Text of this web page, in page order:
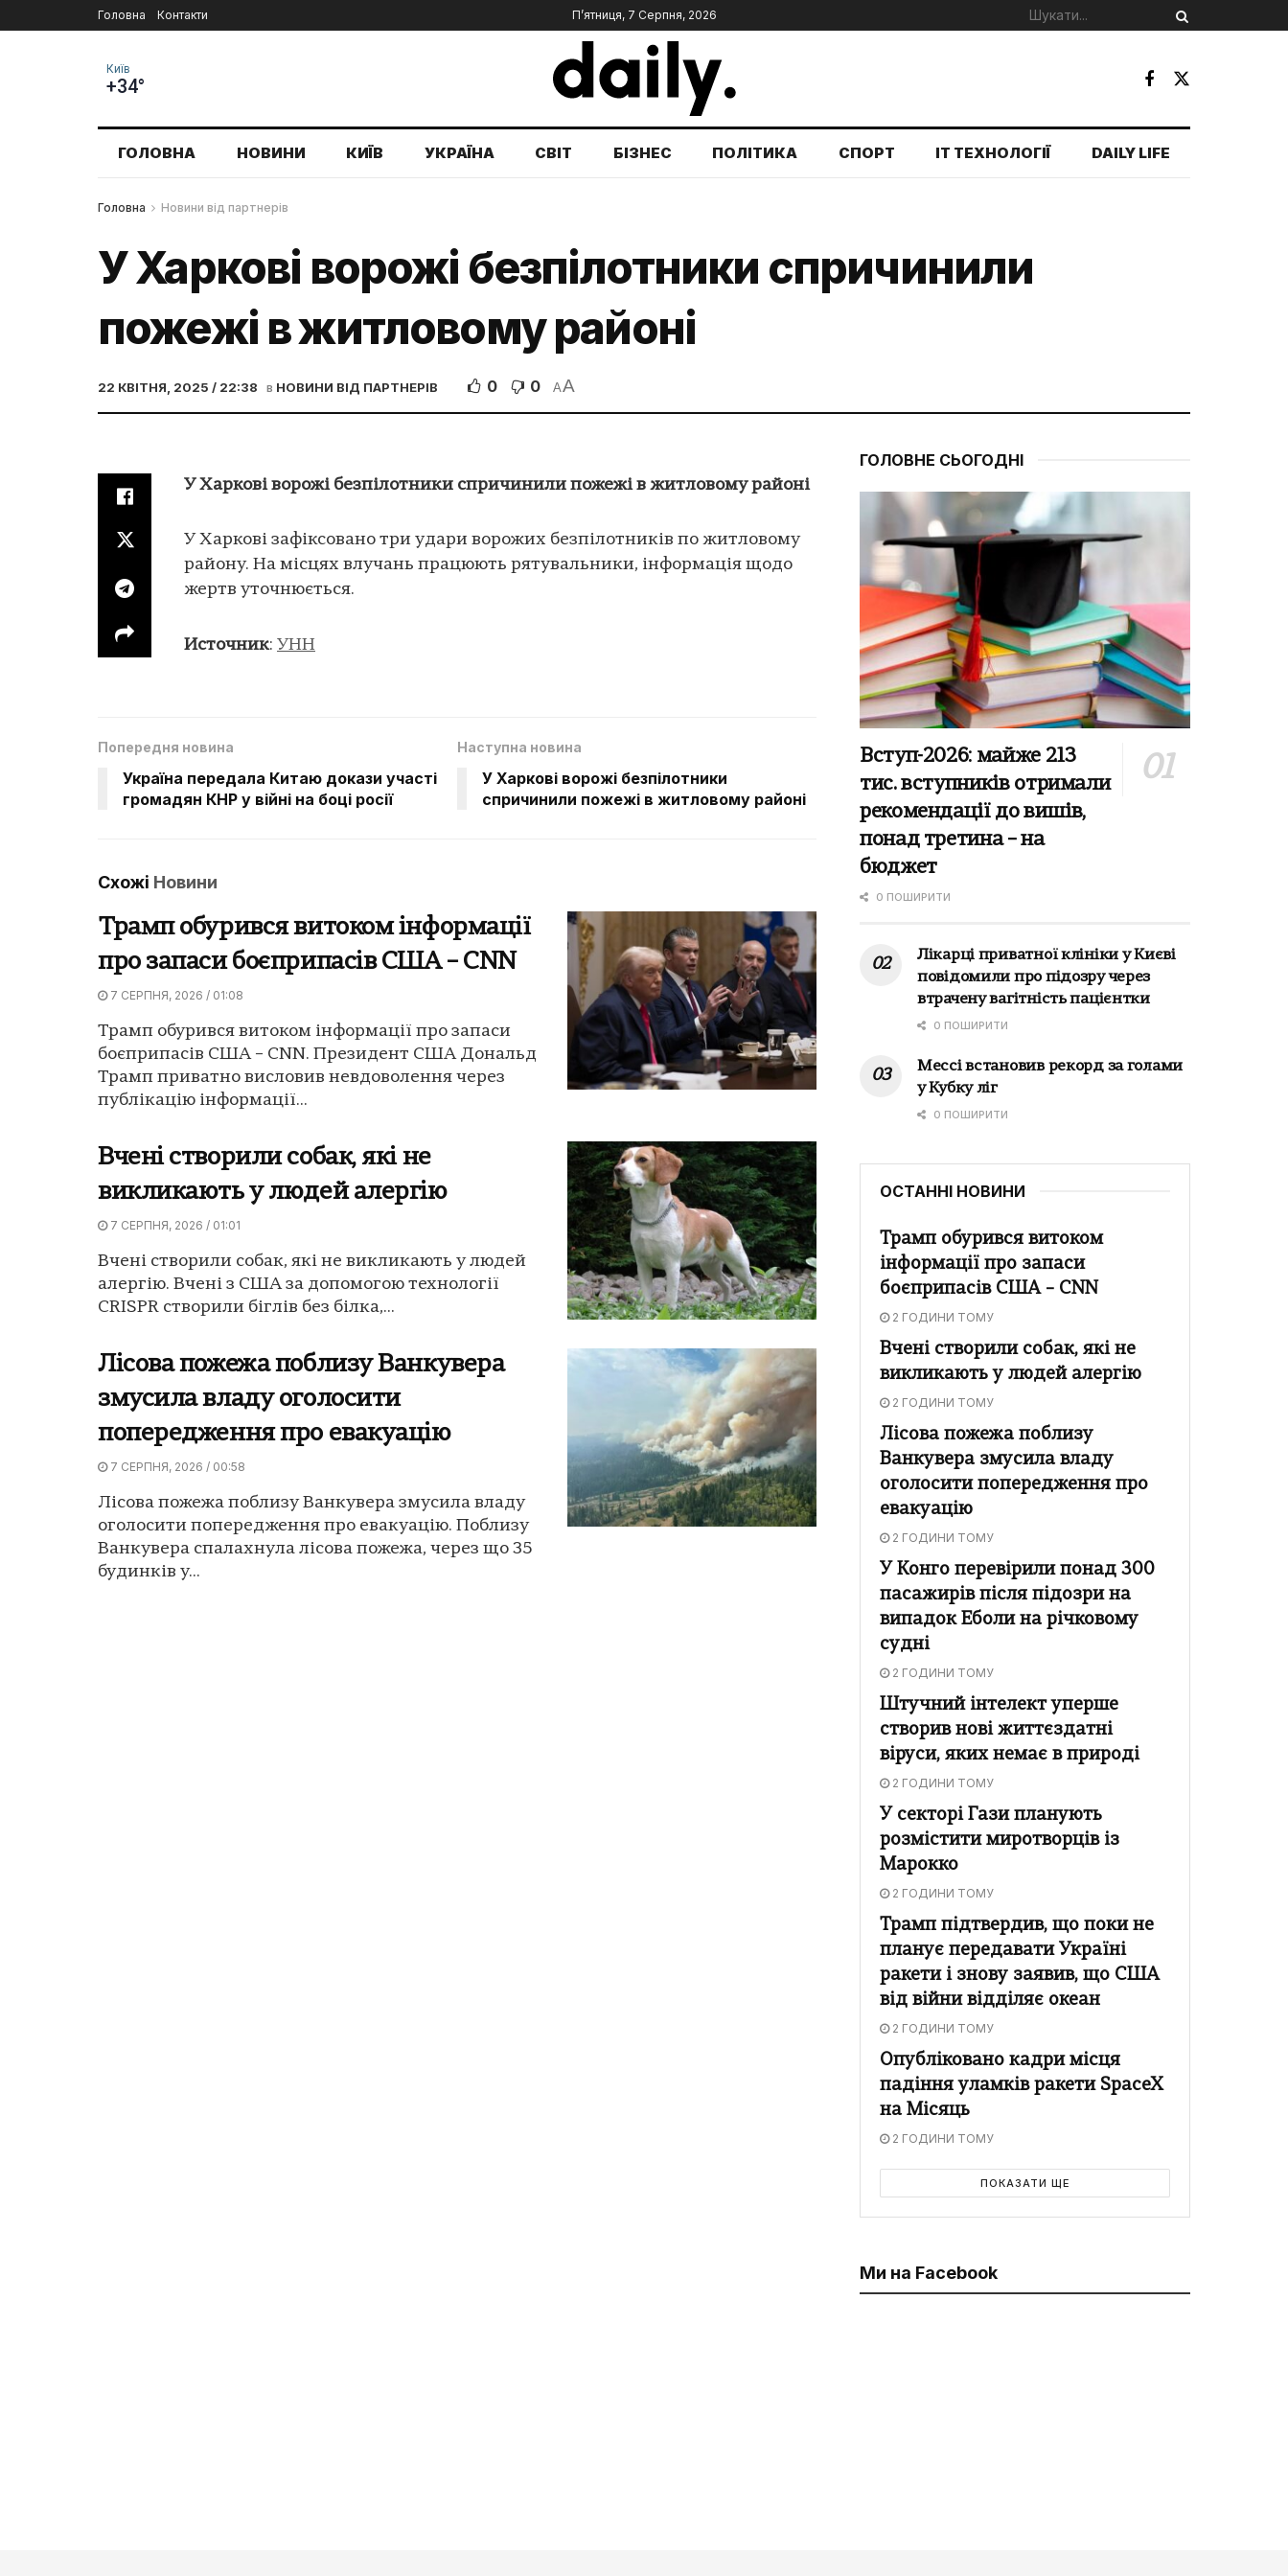
Головна Контакти П’ятниця, 7 Серпня, 2026
Київ
+34°
ГОЛОВНА НОВИНИ КИЇВ УКРАЇНА СВІТ БІЗНЕС ПОЛІТИКА СПОРТ IT ТЕХНОЛОГІЇ DAILY LIFE
Головна Новини від партнерів
У Харкові ворожі безпілотники спричинили
пожежі в житловому районі
22 КВІТНЯ, 2025 / 22:38 в НОВИНИ ВІД ПАРТНЕРІВ 0 0 AA
У Харкові ворожі безпілотники спричинили пожежі в житловому районі
У Харкові зафіксовано три удари ворожих безпілотників по житловому
району. На місцях влучань працюють рятувальники, інформація щодо
жертв уточнюється.
Источник: УНН
Попередня новина
Україна передала Китаю докази участі
громадян КНР у війні на боці росії
Наступна новина
У Харкові ворожі безпілотники
спричинили пожежі в житловому районі
Схожі Новини
Трамп обурився витоком інформації
про запаси боєприпасів США – CNN
7 СЕРПНЯ, 2026 / 01:08
Трамп обурився витоком інформації про запаси
боєприпасів США – CNN. Президент США Дональд
Трамп приватно висловив невдоволення через
публікацію інформації...
Вчені створили собак, які не
викликають у людей алергію
7 СЕРПНЯ, 2026 / 01:01
Вчені створили собак, які не викликають у людей
алергію. Вчені з США за допомогою технології
CRISPR створили біглів без білка,...
Лісова пожежа поблизу Ванкувера
змусила владу оголосити
попередження про евакуацію
7 СЕРПНЯ, 2026 / 00:58
Лісова пожежа поблизу Ванкувера змусила владу
оголосити попередження про евакуацію. Поблизу
Ванкувера спалахнула лісова пожежа, через що 35
будинків у...
ГОЛОВНЕ СЬОГОДНІ
Вступ-2026: майже 213
тис. вступників отримали
рекомендації до вишів,
понад третина – на
бюджет
0 ПОШИРИТИ
Лікарці приватної клініки у Києві
повідомили про підозру через
втрачену вагітність пацієнтки
0 ПОШИРИТИ
Мессі встановив рекорд за голами
у Кубку ліг
0 ПОШИРИТИ
ОСТАННІ НОВИНИ
Трамп обурився витоком
інформації про запаси
боєприпасів США – CNN
2 ГОДИНИ ТОМУ
Вчені створили собак, які не
викликають у людей алергію
2 ГОДИНИ ТОМУ
Лісова пожежа поблизу
Ванкувера змусила владу
оголосити попередження про
евакуацію
2 ГОДИНИ ТОМУ
У Конго перевірили понад 300
пасажирів після підозри на
випадок Еболи на річковому
судні
2 ГОДИНИ ТОМУ
Штучний інтелект уперше
створив нові життєздатні
віруси, яких немає в природі
2 ГОДИНИ ТОМУ
У секторі Гази планують
розмістити миротворців із
Марокко
2 ГОДИНИ ТОМУ
Трамп підтвердив, що поки не
планує передавати Україні
ракети і знову заявив, що США
від війни відділяє океан
2 ГОДИНИ ТОМУ
Опубліковано кадри місця
падіння уламків ракети SpaceX
на Місяць
2 ГОДИНИ ТОМУ
ПОКАЗАТИ ЩЕ
Ми на Facebook